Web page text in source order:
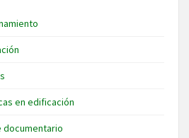
en edificación
documentario